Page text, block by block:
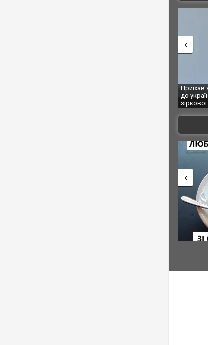
Приїхав за паспортом та квартирою": у полон
до українських військових потрапив тезка
зіркового футболіста Мохамеда Салаха